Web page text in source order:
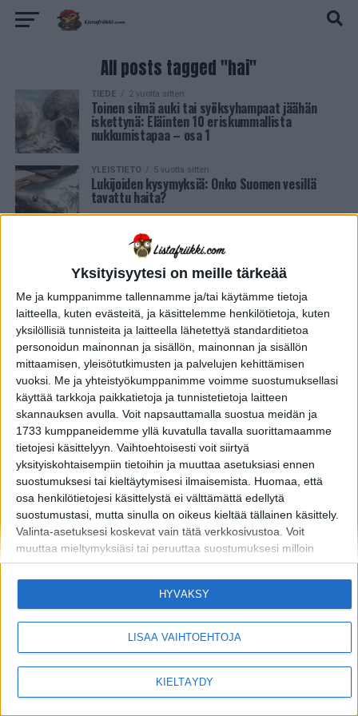
Yksityisyytesi on meille tärkeää
Me ja kumppanimme tallennamme ja/tai käytämme tietoja
laitteella, kuten evästeitä, ja käsittelemme henkilötietoja, kuten
yksilöllisiä tunnisteita ja laitteella lähetettyä standarditietoa
personoidun mainonnan ja sisällön, mainonnan ja sisällön
mittaamisen, yleisötutkimusten ja palvelujen kehittämisen
vuoksi. Me ja yhteistyökumppanimme voimme suostumuksellasi
käyttää tarkkoja paikkatietoja ja tunnistetietoja laitteen
skannauksen avulla. Voit napsauttamalla suostua meidän ja
1733 kumppaneidemme yllä kuvatulla tavalla suorittamaamme
tietojesi käsittelyyn. Vaihtoehtoisesti voit siirtyä
yksityiskohtaisempiin tietoihin ja muuttaa asetuksiasi ennen
suostumuksesi tai kieltäytymisesi ilmaisemista.
Huomaa, että
osa henkilötietojesi käsittelystä ei välttämättä edellytä
suostumustasi, mutta sinulla on oikeus kieltää tällainen käsittely.
Valinta-asetuksesi koskevat vain tätä verkkosivustoa. Voit
muuttaa mieltymyksiäsi tai peruuttaa suostumuksesi milloin
tahansa palaamalla tälle sivustolle ja napsauttamalla sivun
alaosassa olevaa "Yksityisyys" -painiketta.
Huomaa myös, että tämä verkkosivusto/sovellus käyttää yhtä tai
mukaan lukien, niihin kuitenkaan rajoittumatta,
verkkosivustolla/sovelluksessa vierailuusi tai niiden käyttöösi ja
niissä harjoittamaasi toimintaan/käyttäytymiseen liittyviä tietoja.
Alla olevassa Googlen suostumusosiossa voit antaa tai kieltää
suostumuksen Googlelle ja sen kolmannen osapuolen
LISÄÄ VAIHTOEHTOJA
KIELTÄYDY
HYVÄKSY
All posts tagged "hai"
TIEDE 2 vuotta sitten
Toinen silmä auki tai syöksyhampaat jäähän
iskettynä: Eläinten 10 eriskummallista
nukkumistapaa – osa 1
YLEISTIETO 5 vuotta sitten
Lukijoiden kysymyksiä: Onko Suomen vesillä
tavattu haita?
MIKÄ LISTAFRIIKKI?
HALUATKO MAINOSTAJAKSI LISTAFRIIKKIIN?
TIETOSUOJA JA EVÄSTEET
OTA YHTEYTTÄ
Copyright © 2026 Listamedia